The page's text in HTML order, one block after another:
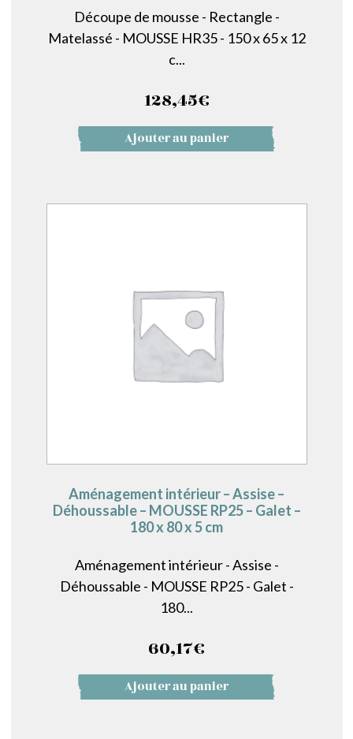
Découpe de mousse - Rectangle -
Matelassé - MOUSSE HR35 - 150 x 65 x 12
c...
128,45€
Ajouter au panier
Aménagement intérieur – Assise –
Déhoussable – MOUSSE RP25 – Galet –
180 x 80 x 5 cm
Aménagement intérieur - Assise -
Déhoussable - MOUSSE RP25 - Galet -
180...
60,17€
Ajouter au panier